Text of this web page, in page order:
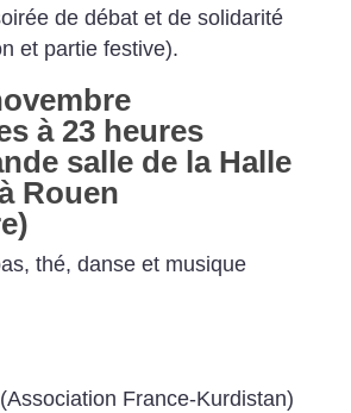
de débat et de solidarité
et partie festive).
à 23 heures
salle de la Halle
Rouen
thé, danse et musique
France-Kurdistan)